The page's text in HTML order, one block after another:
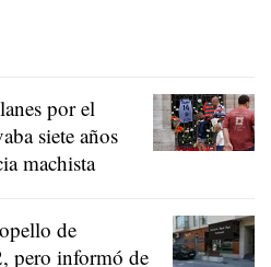
por el
siete años
machista
de
pero informó de